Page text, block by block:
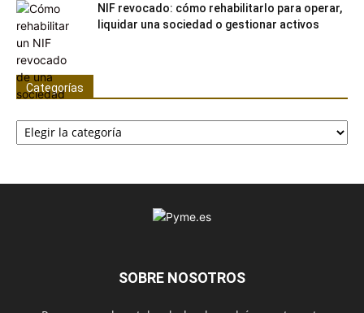
NIF revocado: cómo rehabilitarlo para operar,
liquidar una sociedad o gestionar activos
Categorías
Categorías
SOBRE NOSOTROS